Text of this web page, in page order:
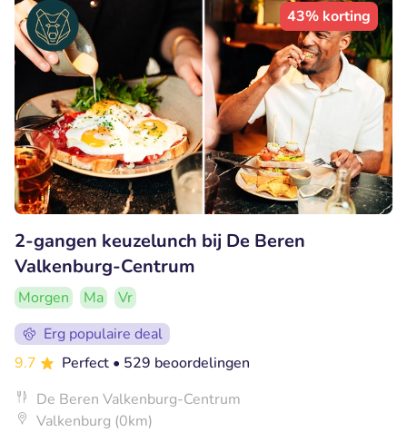
43% korting
2-gangen keuzelunch bij De Beren
Valkenburg-Centrum
Morgen Ma
Vr
Erg populaire deal
9.7
Perfect • 529 beoordelingen
De Beren Valkenburg-Centrum
Valkenburg (0km)